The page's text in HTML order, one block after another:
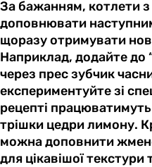
За бажанням, котлети
доповнювати
щоразу отримувати
Наприклад, додайте
через прес зубчик
експериментуйте зі
рецепті
трішки цедри лимону.
можна доповнити
для цікавішої текстури